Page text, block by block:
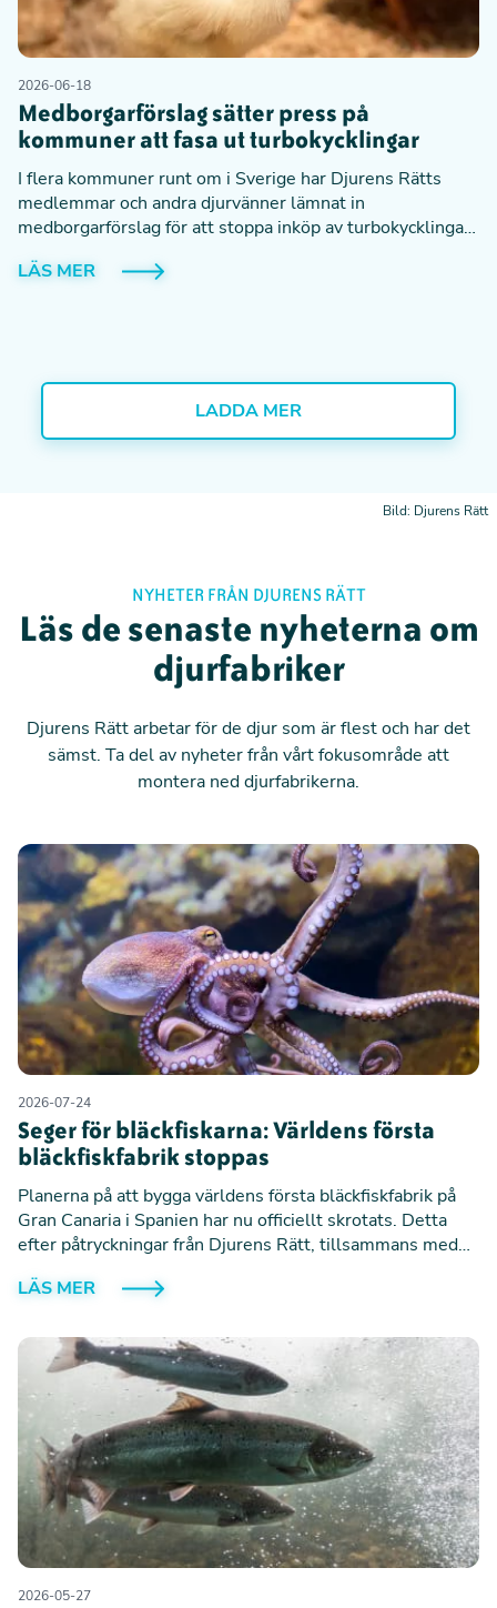
2026-06-18
Medborgarförslag sätter press på
kommuner att fasa ut turbokycklingar
I flera kommuner runt om i Sverige har Djurens Rätts
medlemmar och andra djurvänner lämnat in
medborgarförslag för att stoppa inköp av turbokycklingar.
upp av politiker.
LÄS MER
LADDA MER
Bild: Djurens Rätt
NYHETER FRÅN DJURENS RÄTT
Läs de senaste nyheterna om
djurfabriker
Djurens Rätt arbetar för de djur som är flest och har det
sämst. Ta del av nyheter från vårt fokusområde att
montera ned djurfabrikerna.
2026-07-24
Seger för bläckfiskarna: Världens första
bläckfiskfabrik stoppas
Planerna på att bygga världens första bläckfiskfabrik på
Gran Canaria i Spanien har nu officiellt skrotats. Detta
efter påtryckningar från Djurens Rätt, tillsammans med
Beskedet är en milstolpe för bläckfiskarnas rättigheter
slipper födas upp och dödas i industriell produktion.
LÄS MER
2026-05-27